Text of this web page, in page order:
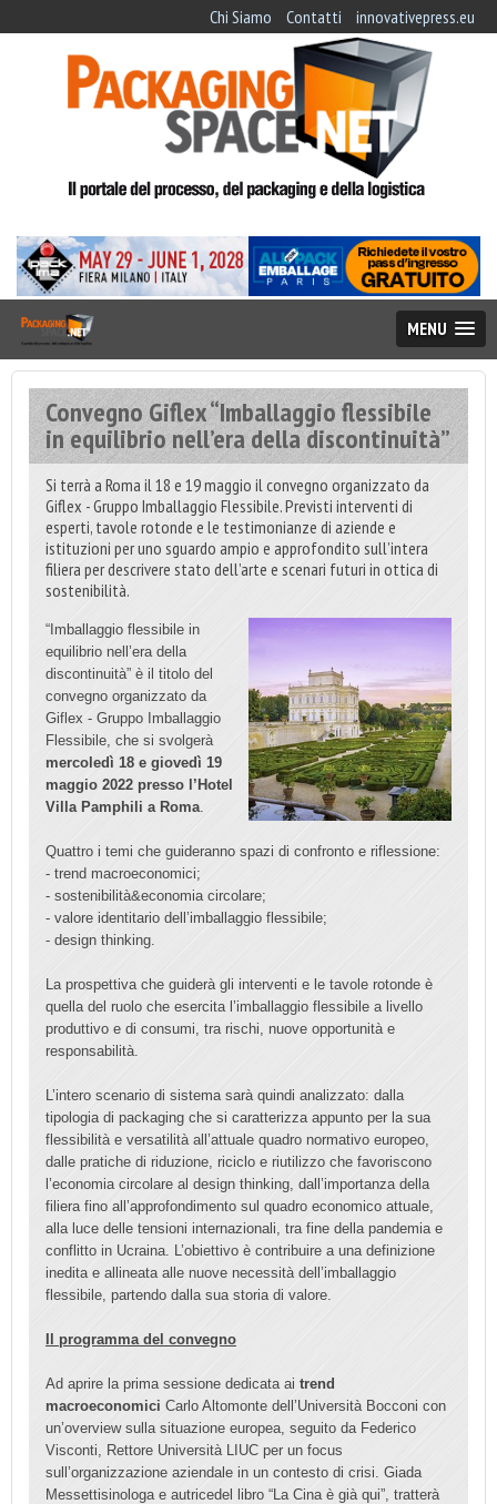
Chi Siamo Contatti innovativepress.eu
MENU
Convegno Giflex “Imballaggio flessibile
in equilibrio nell’era della discontinuità”
Si terrà a Roma il 18 e 19 maggio il convegno organizzato da
Giflex - Gruppo Imballaggio Flessibile. Previsti interventi di
esperti, tavole rotonde e le testimonianze di aziende e
istituzioni per uno sguardo ampio e approfondito sull’intera
filiera per descrivere stato dell’arte e scenari futuri in ottica di
sostenibilità.
“Imballaggio flessibile in
equilibrio nell’era della
discontinuità” è il titolo del
convegno organizzato da
Giflex - Gruppo Imballaggio
Flessibile, che si svolgerà
mercoledì 18 e giovedì 19
maggio 2022 presso l’Hotel
Villa Pamphili a Roma
Quattro i temi che guideranno spazi di confronto e riflessione:
- trend macroeconomici;
- sostenibilità&economia circolare;
- valore identitario dell’imballaggio flessibile;
- design thinking.
La prospettiva che guiderà gli interventi e le tavole rotonde è
quella del ruolo che esercita l’imballaggio flessibile a livello
produttivo e di consumi, tra rischi, nuove opportunità e
responsabilità.
L ’intero scenario di sistema sarà quindi analizzato: dalla
tipologia di packaging che si caratterizza appunto per la sua
flessibilità e versatilità all’attuale quadro normativo europeo,
dalle pratiche di riduzione, riciclo e riutilizzo che favoriscono
l’economia circolare al design thinking, dall’importanza della
filiera fino all’approfondimento sul quadro economico attuale,
alla luce delle tensioni internazionali, tra fine della pandemia e
conflitto in Ucraina. L’obiettivo è contribuire a una definizione
inedita e allineata alle nuove necessità dell’imballaggio
flessibile, partendo dalla sua storia di valore.
Il programma del convegno
Ad aprire la prima sessione dedicata ai trend
macroeconomici Carlo Altomonte dell’Università Bocconi con
un’overview sulla situazione europea, seguito da Federico
Visconti, Rettore Università LIUC per un focus
sull’organizzazione aziendale in un contesto di crisi. Giada
Messettisinologa e autricedel libro “La Cina è già qui”, tratterà